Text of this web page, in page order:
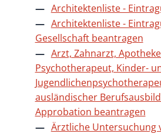
Architektenliste -
Architektenliste -
Gesellschaft beantragen
Arzt, Zahnarzt,
Psychotherapeut, Kinder-
ausländischer
Approbation beantragen
Ärztliche Untersuchung